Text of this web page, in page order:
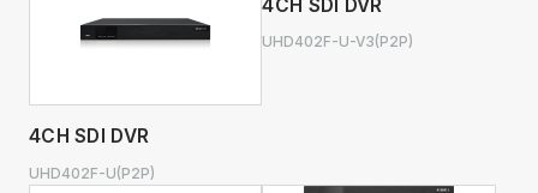
4CH SDI DVR
UHD402F-U(P2P)
4CH SDI DVR
UHD402F-U-V3(P2P)